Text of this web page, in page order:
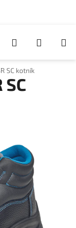
Hledat
KOŠÍK
SC kotník
SC